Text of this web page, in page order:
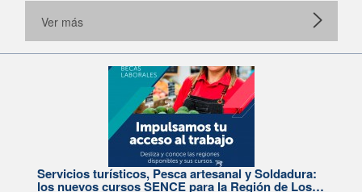
Ver más
Servicios turísticos, Pesca artesanal y Soldadura:
los nuevos cursos SENCE para la Región de Los